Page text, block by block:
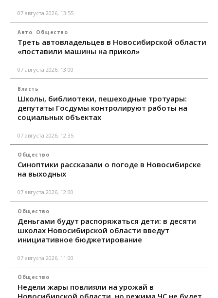
07 августа 2026, 13:55
Авто Общество
Треть автовладельцев в Новосибирской области
«поставили машины на прикол»
07 августа 2026, 13:00
Власть
Школы, библиотеки, пешеходные тротуары:
депутаты Госдумы контролируют работы на
социальных объектах
07 августа 2026, 12:35
Общество
Синоптики рассказали о погоде в Новосибирске
на выходных
07 августа 2026, 12:00
Общество
Деньгами будут распоряжаться дети: в десяти
школах Новосибирской области введут
инициативное бюджетирование
07 августа 2026, 11:00
Общество
Недели жары повлияли на урожай в